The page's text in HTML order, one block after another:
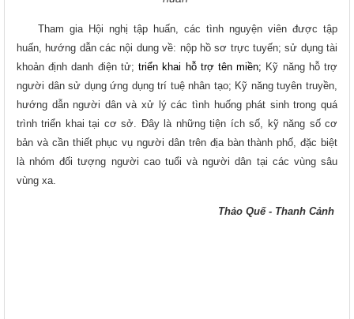
Tham gia Hội nghị tập huấn, các tình nguyện viên được tập
huấn, hướng dẫn các nội dung về: nộp hồsơ trực tuyến; sử dụng tài
khoản định danh điện tử;triển khai hỗ trợ tên miền; Kỹ năng hỗ trợ
người dân sử dụng ứng dụng trí tuệ nhân tạo; Kỹ năng tuyên truyền,
hướng dẫn người dân và xử lý các tình huống phát sinh trong quá
trình triển khai tại cơ sở. Đây là những tiện ích số, kỹ năng số cơ
bản và cần thiết phục vụ người dân trên địa bàn thành phố, đặc biệt
là nhóm đối tượng người cao tuổi và người dân tại các vùng sâu
vùng xa.
Thảo Quế - Thanh Cảnh